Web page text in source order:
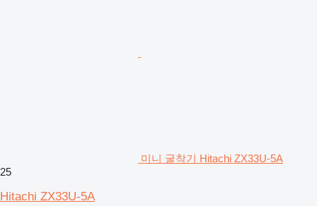
미니 굴착기 Hitachi ZX33U-5A
25
Hitachi ZX33U-5A